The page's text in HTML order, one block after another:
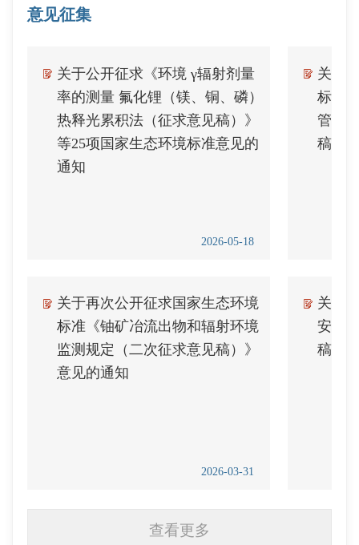
意见征集
关于公开征求《环境 γ辐射剂量
率的测量 氟化锂（镁、铜、磷）
热释光累积法（征求意见稿）》
等25项国家生态环境标准意见的
通知
2026-05-18
关于再次公开征求国家生态环境
标准《铀矿冶流出物和辐射环境
监测规定（二次征求意见稿）》
意见的通知
2026-03-31
关于
标准
管理
稿）
关于
安全
稿）
查看更多